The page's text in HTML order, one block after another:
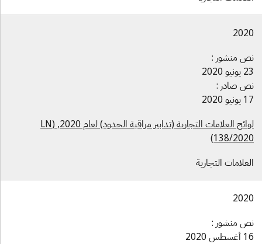
منشور :
صادر :
لوائح العلامات التجارية (تدابير مراقبة الحدود) لعام 2020, (LN
138/
التجارية
منشور :